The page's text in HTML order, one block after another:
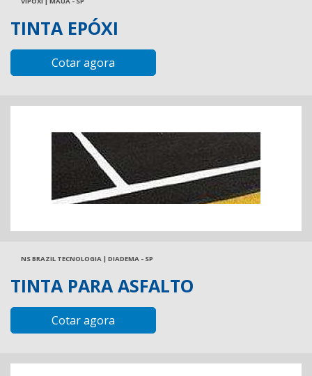
TINTA EPÓXI
Cotar agora
NS BRAZIL TECNOLOGIA | DIADEMA - SP
TINTA PARA ASFALTO
Cotar agora